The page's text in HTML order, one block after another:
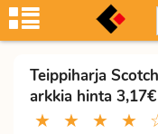
Teippiharja
arkkia hinta 3,17€
★ ★ ★ ★